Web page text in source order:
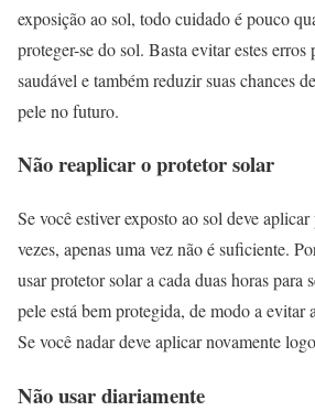
exposição ao sol, todo cuidado é pouco
proteger-se do sol. Basta evitar estes erros
saudável e também reduzir suas chances
pele no futuro.
Não reaplicar o protetor solar
Se você estiver exposto ao sol deve
vezes, apenas uma vez não é suficiente.
usar protetor solar a cada duas horas para
pele está bem protegida, de modo a evitar
Se você nadar deve aplicar novamente
Não usar diariamente